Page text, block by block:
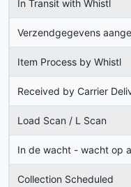
In Transit with Whistl
Verzendgegevens
Item Process by Whistl
Received by Carrier
Load Scan / L Scan
In de wacht - wacht op
Collection Scheduled